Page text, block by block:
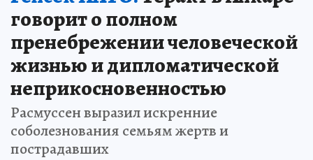
говорит о полном
пренебрежении человеческой
жизнью и дипломатической
неприкосновенностью
Расмуссен выразил искренние
соболезнования семьям жертв и
пострадавших